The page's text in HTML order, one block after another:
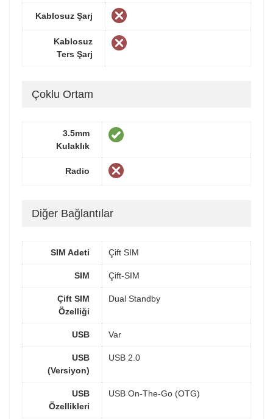
Kablosuz Şarj
Kablosuz
Ters Şarj
Çoklu Ortam
3.5mm
Kulaklık
Radio
Diğer Bağlantılar
SIM Adeti Çift SIM
SIM Çift-SIM
Çift SIM
Özelliği
Dual Standby
USB Var
USB
(Versiyon)
USB 2.0
USB
Özellikleri
USB On-The-Go (OTG)